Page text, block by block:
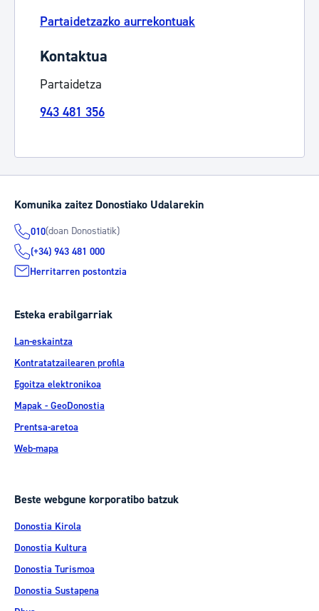
Partaidetzazko aurrekontuak
Kontaktua
Partaidetza
943 481 356
Komunika zaitez Donostiako Udalarekin
010(doan Donostiatik)
(+34) 943 481 000
Herritarren postontzia
Esteka erabilgarriak
Lan-eskaintza
Kontratatzailearen profila
Egoitza elektronikoa
Mapak - GeoDonostia
Prentsa-aretoa
Web-mapa
Beste webgune korporatibo batzuk
Donostia Kirola
Donostia Kultura
Donostia Turismoa
Donostia Sustapena